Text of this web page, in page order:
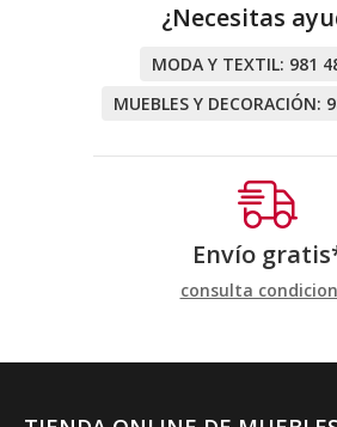
¿Necesitas
MODA Y TEXTIL: 981
MUEBLES Y DECORACIÓN:
Envío
consulta